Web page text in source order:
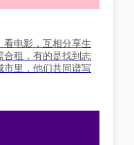
看电影，互相分享生
合租，有的是找到志
市里，他们共同谱写